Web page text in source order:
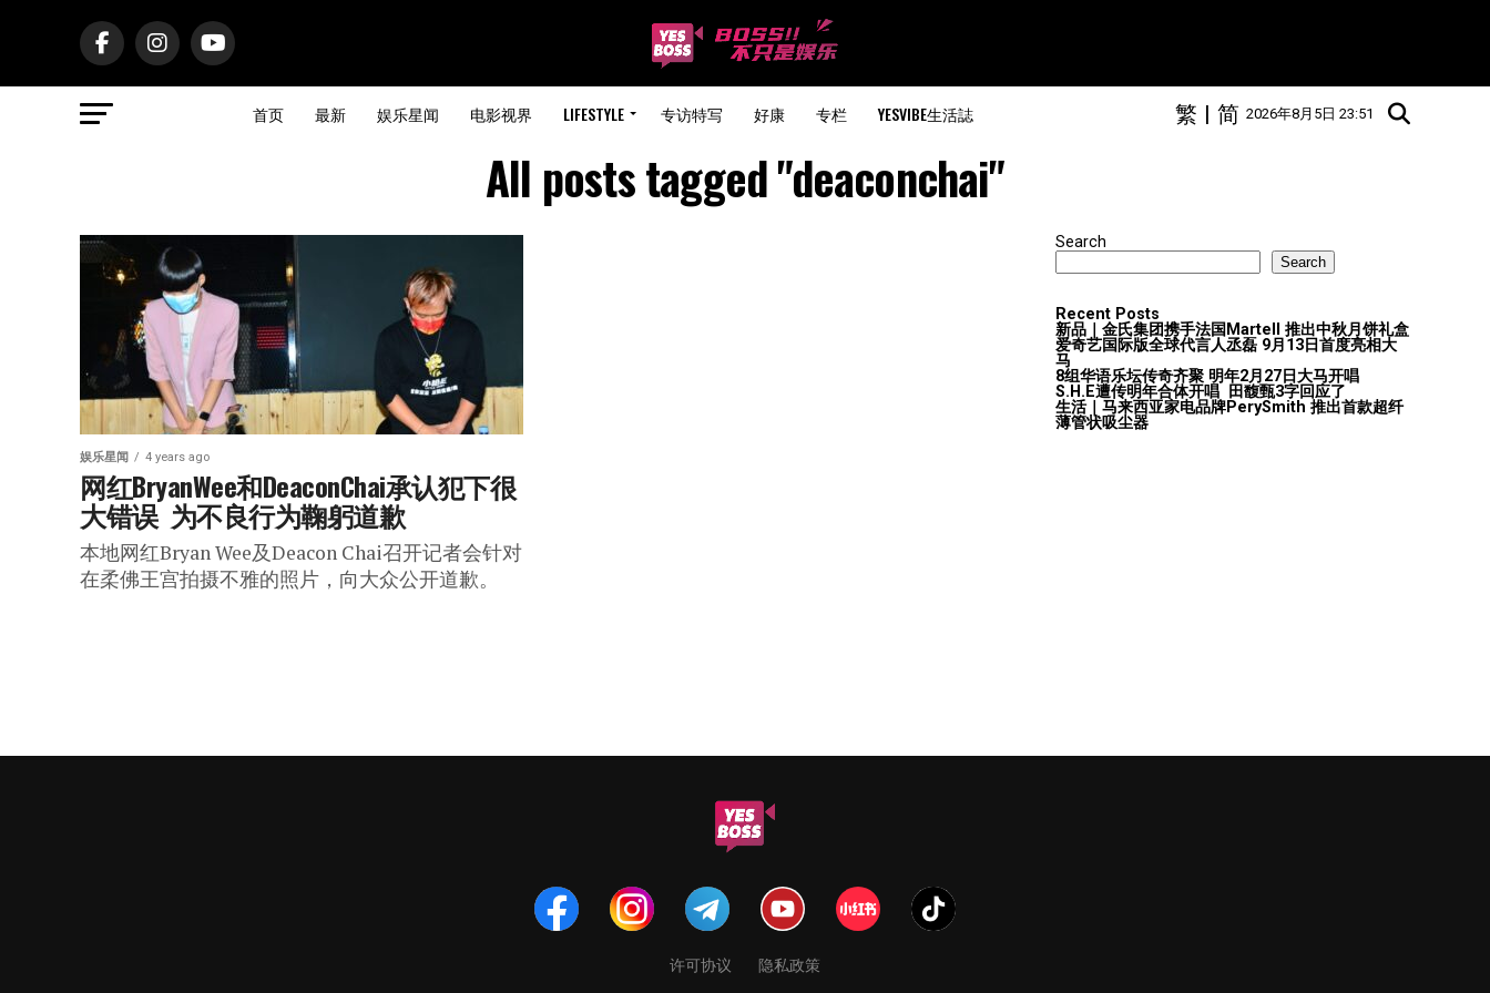
首页 最新 娱乐星闻 电影视界 LIFESTYLE 专访特写 好康 专栏 YESVIBE生活誌 2026年8月5日 23:51
简
|
繁
All posts tagged "deaconchai"
娱乐星闻 4 years ago
网红BryanWee和DeaconChai承认犯下很
大错误  为不良行为鞠躬道歉
本地网红Bryan Wee及Deacon Chai召开记者会针对
在柔佛王宫拍摄不雅的照片，向大众公开道歉。
Search
Search
Recent Posts
新品｜金氏集团携手法国Martell 推出中秋月饼礼盒
爱奇艺国际版全球代言人丞磊 9月13日首度亮相大
马
8组华语乐坛传奇⻬聚 明年2月27日大马开唱
S.H.E遭传明年合体开唱 田馥甄3字回应了
生活｜马来西亚家电品牌PerySmith 推出首款超纤
薄管状吸尘器
许可协议 隐私政策